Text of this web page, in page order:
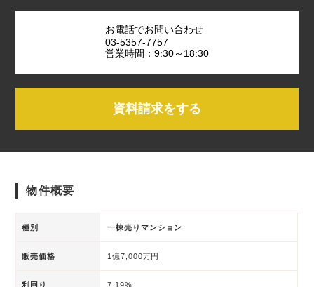
お電話でお問い合わせ
03-5357-7757
営業時間：9:30～18:30
資料請求をする
物件概要
種別 一棟売りマンション
販売価格 1億7,000万円
利回り 7.19%